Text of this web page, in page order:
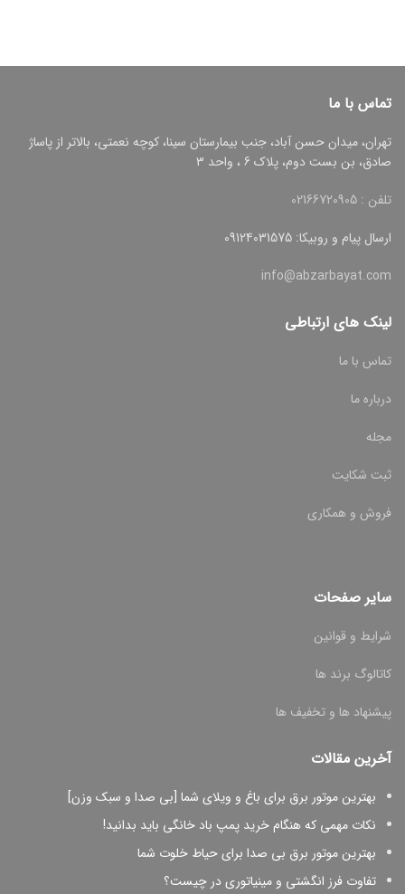
تماس با ما
تهران، میدان حسن آباد، جنب بیمارستان سینا، کوچه نعمتی، بالاتر از پاساژ
صادق، بن بست دوم، پلاک 6 ، واحد 3
تلفن : 02166720905
ارسال پیام و روبیکا: 09124031575
info@abzarbayat.com
لینک های ارتباطی
تماس با ما
درباره ما
مجله
ثبت شکایت
فروش و همکاری
سایر صفحات
شرایط و قوانین
کاتالوگ برند ها
پیشنهاد ها و تخفیف ها
آخرین مقالات
بهترین موتور برق برای باغ و ویلای شما [بی صدا و سبک وزن]
نکات مهمی که هنگام خرید پمپ باد خانگی باید بدانید!
بهترین موتور برق بی صدا برای حیاط خلوت شما
تفاوت فرز انگشتی و مینیاتوری در چیست؟